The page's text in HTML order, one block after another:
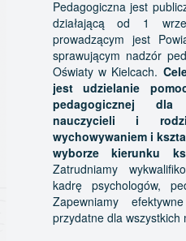
Pedagogiczna jest
działającą od 1
prowadzącym jest
sprawującym nadzór
Oświaty w Kielcach.
jest udzielanie
pedagogicznej dla
nauczycieli i
wychowywaniem i
wyborze kierunku
Zatrudniamy
kadrę psychologów,
Zapewniamy
przydatne dla wszystkich